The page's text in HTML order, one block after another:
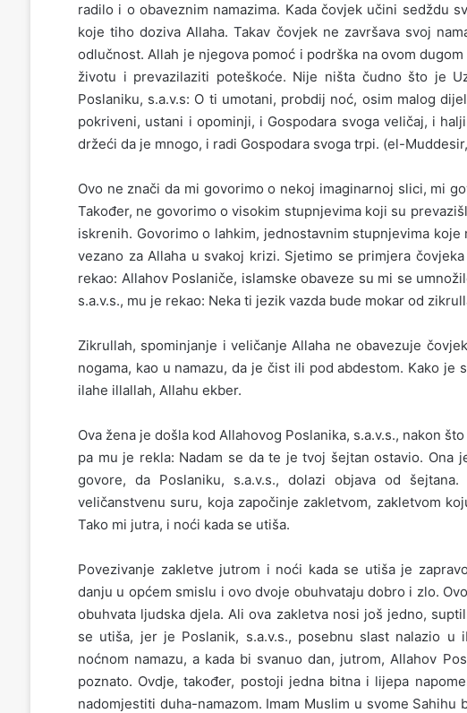
radilo i o obaveznim namazima. Kada čovjek učini sedždu
koje tiho doziva Allaha. Takav čovjek ne završava svoj
odlučnost. Allah je njegova pomoć i podrška na ovom
životu i prevazilaziti poteškoće. Nije ništa čudno što je
Poslaniku, s.a.v.s: O ti umotani, probdij noć, osim malog
pokriveni, ustani i opominji, i Gospodara svoga veličaj, i
držeći da je mnogo, i radi Gospodara svoga trpi. (el-
Ovo ne znači da mi govorimo o nekoj imaginarnoj slici, mi
Također, ne govorimo o visokim stupnjevima koji su
iskrenih. Govorimo o lahkim, jednostavnim stupnjevima
vezano za Allaha u svakoj krizi. Sjetimo se primjera
rekao: Allahov Poslaniče, islamske obaveze su mi se
s.a.v.s., mu je rekao: Neka ti jezik vazda bude mokar od
Zikrullah, spominjanje i veličanje Allaha ne obavezuje
nogama, kao u namazu, da je čist ili pod abdestom. Kako
ilahe illallah, Allahu ekber.
Ova žena je došla kod Allahovog Poslanika, s.a.v.s., nakon
pa mu je rekla: Nadam se da te je tvoj šejtan ostavio. Ona
govore, da Poslaniku, s.a.v.s., dolazi objava od
veličanstvenu suru, koja započinje zakletvom, zakletvom
Tako mi jutra, i noći kada se utiša.
Povezivanje zakletve jutrom i noći kada se utiša je
danju u općem smislu i ovo dvoje obuhvataju dobro i zlo.
obuhvata ljudska djela. Ali ova zakletva nosi još jedno,
se utiša, jer je Poslanik, s.a.v.s., posebnu slast nalazio
noćnom namazu, a kada bi svanuo dan, jutrom, Allahov
poznato. Ovdje, također, postoji jedna bitna i lijepa
nadomjestiti duha-namazom. Imam Muslim u svome